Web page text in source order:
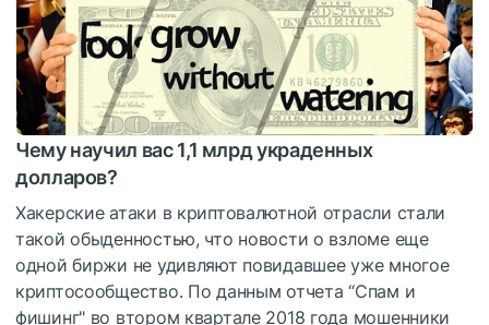
Чему научил вас 1,1 млрд украденных
долларов?
Хакерские атаки в криптовалютной отрасли стали
такой обыденностью, что новости о взломе еще
одной биржи не удивляют повидавшее уже многое
криптосообщество. По данным отчета “Спам и
фишинг" во втором квартале 2018 года мошенники